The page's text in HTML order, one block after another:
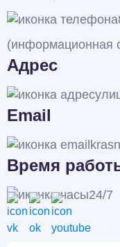
(информационная
Адрес
Email
Время
24/7